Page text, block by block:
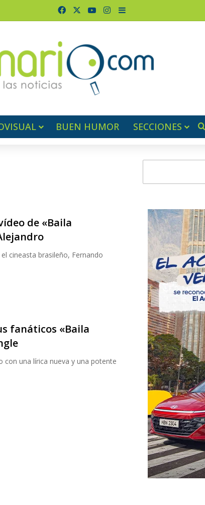
FacebookYouTubeInstagram
Barra lateral
BUEN HUMOR SECCIONES
de «Baila
cineasta brasileño, Fernando
fanáticos «Baila
con una lírica nueva y una potente